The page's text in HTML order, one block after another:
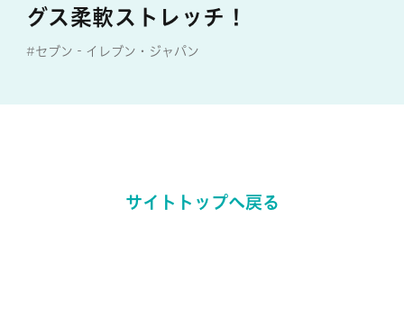
グス柔軟ストレッチ！
#セブン‐イレブン・ジャパン
サイトトップへ戻る